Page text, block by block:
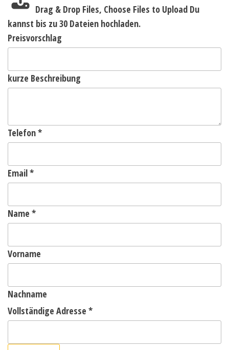
Drag & Drop Files, Choose Files to Upload Du
kannst bis zu 30 Dateien hochladen.
Preisvorschlag
kurze Beschreibung
Telefon*
Email*
Name *
Vorname
Nachname
Vollständige Adresse *